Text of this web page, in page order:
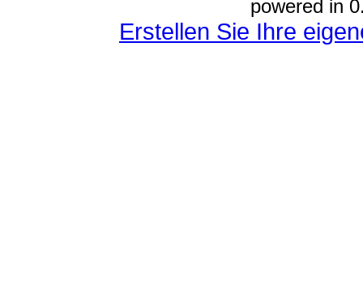
powered in
Erstellen Sie Ihre